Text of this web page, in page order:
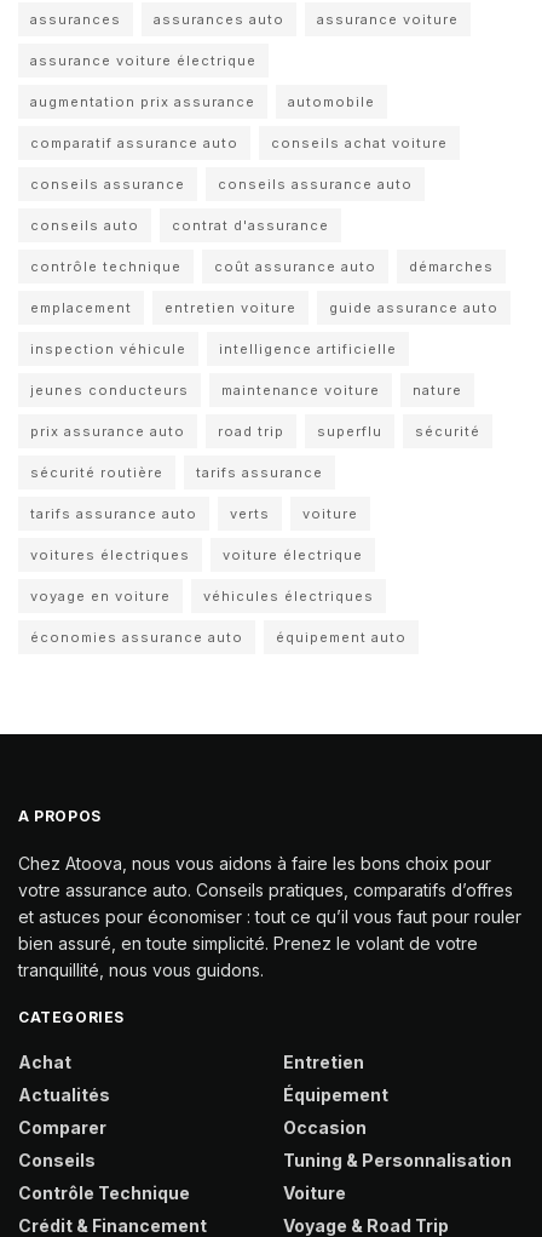
assurances assurances auto assurance voiture
assurance voiture électrique
augmentation prix assurance automobile
comparatif assurance auto conseils achat voiture
conseils assurance conseils assurance auto
conseils auto contrat d'assurance
contrôle technique coût assurance auto démarches
emplacement entretien voiture guide assurance auto
inspection véhicule intelligence artificielle
jeunes conducteurs maintenance voiture nature
prix assurance auto road trip superflu sécurité
sécurité routière tarifs assurance
tarifs assurance auto verts voiture
voitures électriques voiture électrique
voyage en voiture véhicules électriques
économies assurance auto équipement auto
A PROPOS
Chez Atoova, nous vous aidons à faire les bons choix pour
votre assurance auto. Conseils pratiques, comparatifs d’offres
et astuces pour économiser : tout ce qu’il vous faut pour rouler
bien assuré, en toute simplicité. Prenez le volant de votre
tranquillité, nous vous guidons.
CATEGORIES
Achat
Actualités
Comparer
Conseils
Contrôle Technique
Crédit & Financement
Entretien
Équipement
Occasion
Tuning & Personnalisation
Voiture
Voyage & Road Trip